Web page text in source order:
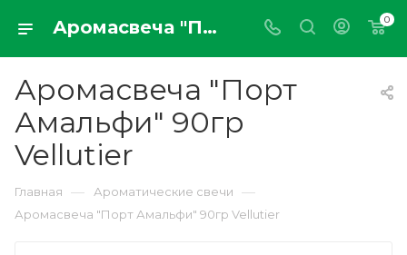
Аромасвеча "Порт Амальфи" 90гр Vellutier 0
Аромасвеча "Порт
Амальфи" 90гр
Vellutier
Главная — Ароматические свечи —
Аромасвеча "Порт Амальфи" 90гр Vellutier